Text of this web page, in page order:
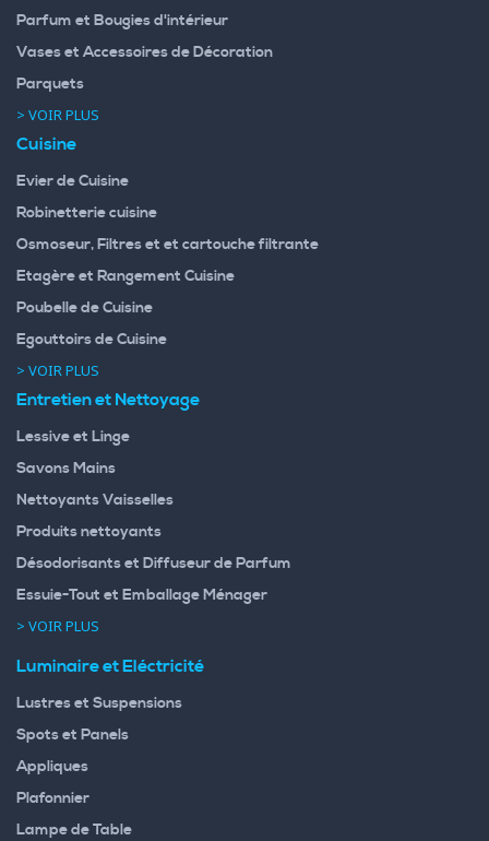
Parfum et Bougies d'intérieur
Vases et Accessoires de Décoration
Parquets
> VOIR PLUS
Cuisine
Evier de Cuisine
Robinetterie cuisine
Osmoseur, Filtres et et cartouche filtrante
Etagère et Rangement Cuisine
Poubelle de Cuisine
Egouttoirs de Cuisine
> VOIR PLUS
Entretien et Nettoyage
Lessive et Linge
Savons Mains
Nettoyants Vaisselles
Produits nettoyants
Désodorisants et Diffuseur de Parfum
Essuie-Tout et Emballage Ménager
> VOIR PLUS
Luminaire et Eléctricité
Lustres et Suspensions
Spots et Panels
Appliques
Plafonnier
Lampe de Table